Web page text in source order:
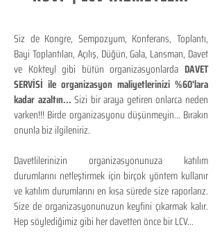
Siz de Kongre, Sempozyum, Konferans, Toplantı,
Bayi Toplantıları, Açılış, Düğün, Gala, Lansman, Davet
ve Kokteyl gibi bütün organizasyonlarda DAVET
SERVİSİ ile organizasyon maliyetlerinizi %60'lara
kadar azaltın...Sizi bir araya getiren onlarca neden
varken!!! Birde organizasyonu düşünmeyin... Bırakın
onunla biz ilgileniriz.
Davetlilerinizin organizasyonunuza katılım
durumlarını netleştirmek için birçok yöntem kullanır
ve katılım durumlarını en kısa sürede size raporlarız.
Size de organizasyonunuzun keyfini çıkarmak kalır.
Hep söylediğimiz gibi her davetten önce bir LCV...